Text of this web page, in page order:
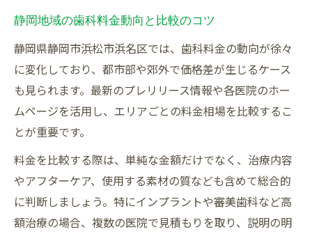
静岡地域の歯科料金動向と比較のコツ
静岡県静岡市浜松市浜名区では、歯科料金の動向が徐々
に変化しており、都市部や郊外で価格差が生じるケース
も見られます。最新のプレリリース情報や各医院のホー
ムページを活用し、エリアごとの料金相場を比較するこ
とが重要です。
料金を比較する際は、単純な金額だけでなく、治療内容
やアフターケア、使用する素材の質なども含めて総合的
に判断しましょう。特にインプラントや審美歯科など高
額治療の場合、複数の医院で見積もりを取り、説明の明